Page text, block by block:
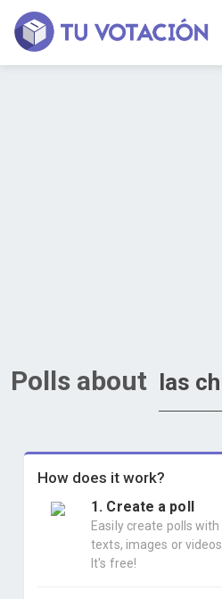
Polls about
How does it work?
1. Create a poll
Easily create polls with
texts, images or videos.
It's free!